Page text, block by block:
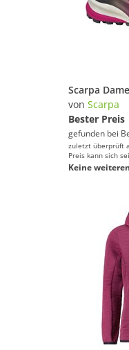
von Scarpa
Bester Preis
gefunden bei
zuletzt überprüft
Preis kann sich
Keine